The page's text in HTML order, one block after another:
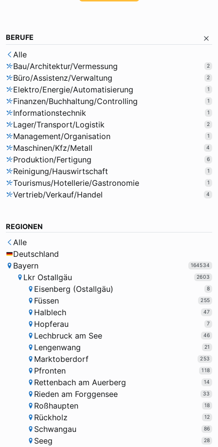
BERUFE
Alle
Bau/Architektur/Vermessung
2
Büro/Assistenz/Verwaltung 2
Elektro/Energie/Automatisierung 1
Finanzen/Buchhaltung/Controlling 1
Informationstechnik 1
Lager/Transport/Logistik 2
Management/Organisation 1
Maschinen/Kfz/Metall 4
Produktion/Fertigung 6
Reinigung/Hauswirtschaft 1
Tourismus/Hotellerie/Gastronomie 1
Vertrieb/Verkauf/Handel 4
REGIONEN
Alle
Deutschland
Bayern
164534
Lkr Ostallgäu 2603
Eisenberg (Ostallgäu) 8
Füssen 255
Halblech 47
Hopferau 7
Lechbruck am See 46
Lengenwang 21
Marktoberdorf 253
Pfronten 118
Rettenbach am Auerberg 14
Rieden am Forggensee 33
Roßhaupten 18
Rückholz 12
Schwangau 86
Seeg 28